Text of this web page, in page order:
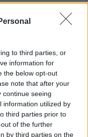
to third parties, or
information for
the below opt-out
note that after your
continue seeing
information utilized by
third parties prior to
of the further
by third parties on the